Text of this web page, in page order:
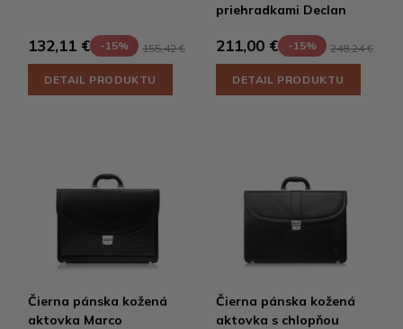
132,11 € -15% 155,42 €
DETAIL PRODUKTU
priehradkami Declan
211,00 € -15% 248,24 €
DETAIL PRODUKTU
Čierna pánska kožená
aktovka Marco
Čierna pánska kožená
aktovka s chlopňou